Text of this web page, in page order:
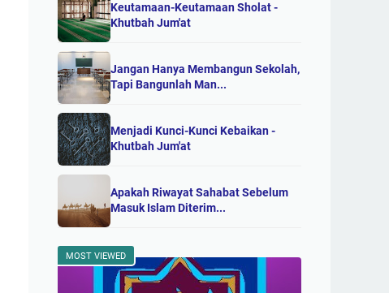
Keutamaan-Keutamaan Sholat -
Khutbah Jum'at
Jangan Hanya Membangun Sekolah,
Tapi Bangunlah Man...
Menjadi Kunci-Kunci Kebaikan -
Khutbah Jum'at
Apakah Riwayat Sahabat Sebelum
Masuk Islam Diterim...
MOST VIEWED